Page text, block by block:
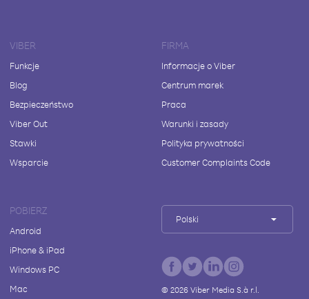
VIBER
Funkcje
Blog
Bezpieczeństwo
Viber Out
Stawki
Wsparcie
FIRMA
Informacje o Viber
Centrum marek
Praca
Warunki i zasady
Polityka prywatności
Customer Complaints Code
POBIERZ
Android
iPhone & iPad
Windows PC
Mac
Polski
© 2026Viber Media S.à r.l.